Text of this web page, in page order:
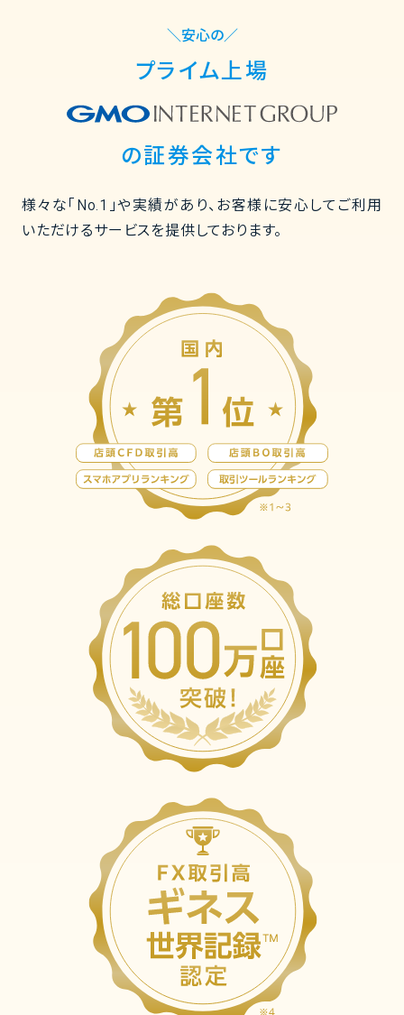
＼安心の／
プライム上場
の証券会社です
様々な「No.1」や実績があり、お客様に安心してご利用
いただけるサービスを提供しております。